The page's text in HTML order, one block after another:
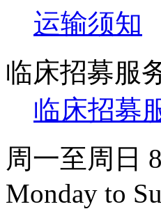
运输须知
临床招募服
临床招募
周一至周日
Monday to